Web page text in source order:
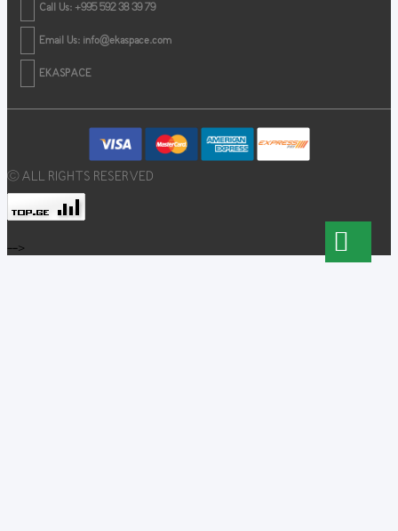
Call Us: +995 592 38 39 79
Email Us: info@ekaspace.com
EKASPACE
© ALL RIGHTS RESERVED
-->